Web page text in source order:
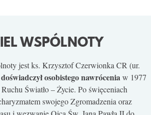
WSPÓLNOTY
jest ks. Krzysztof Czerwionka CR (ur.
doświadczył osobistego nawróceniaw 1977
Światło – Życie. Po święceniach
swojego Zgromadzenia oraz